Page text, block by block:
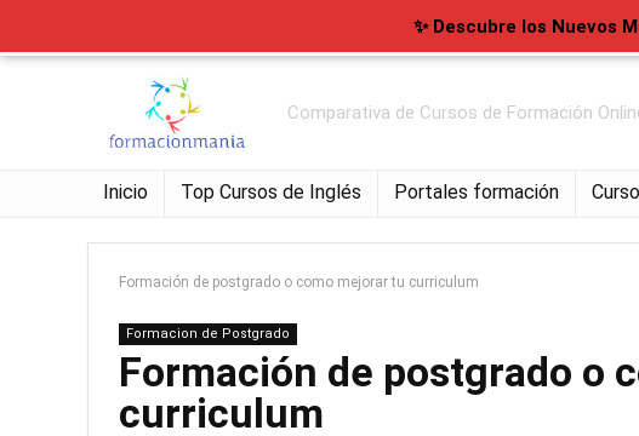
Comparativa de Cursos de Formación
Inicio Top Cursos de Inglés Portales formación
Formación de postgrado o como mejorar tu curriculum
Formacion de Postgrado
Formación de postgrado o
curriculum
✨ Descubre los Nuevos